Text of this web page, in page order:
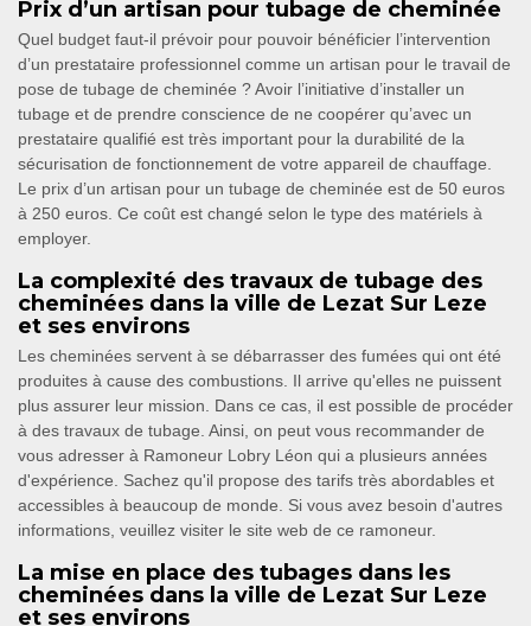
Prix d’un artisan pour tubage de cheminée
Quel budget faut-il prévoir pour pouvoir bénéficier l’intervention
d’un prestataire professionnel comme un artisan pour le travail de
pose de tubage de cheminée ? Avoir l’initiative d’installer un
tubage et de prendre conscience de ne coopérer qu’avec un
prestataire qualifié est très important pour la durabilité de la
sécurisation de fonctionnement de votre appareil de chauffage.
Le prix d’un artisan pour un tubage de cheminée est de 50 euros
à 250 euros. Ce coût est changé selon le type des matériels à
employer.
La complexité des travaux de tubage des
cheminées dans la ville de Lezat Sur Leze
et ses environs
Les cheminées servent à se débarrasser des fumées qui ont été
produites à cause des combustions. Il arrive qu'elles ne puissent
plus assurer leur mission. Dans ce cas, il est possible de procéder
à des travaux de tubage. Ainsi, on peut vous recommander de
vous adresser à Ramoneur Lobry Léon qui a plusieurs années
d'expérience. Sachez qu'il propose des tarifs très abordables et
accessibles à beaucoup de monde. Si vous avez besoin d'autres
informations, veuillez visiter le site web de ce ramoneur.
La mise en place des tubages dans les
cheminées dans la ville de Lezat Sur Leze
et ses environs